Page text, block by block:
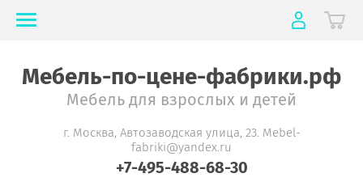
Мебель-по-цене-фабрики.рф
Мебель для взрослых и детей
г. Москва, Автозаводская улица, 23. Mebel-
fabriki@yandex.ru
+7-495-488-68-30